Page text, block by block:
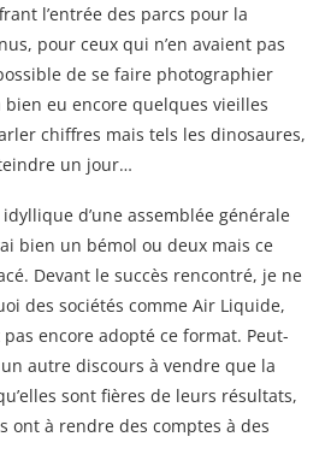
l’entrée des parcs pour la
pour ceux qui n’en avaient pas
de se faire photographier
eu encore quelques vieilles
chiffres mais tels les dinosaures,
un jour…
d’une assemblée générale
bien un bémol ou deux mais ce
Devant le succès rencontré, je ne
des sociétés comme Air Liquide,
encore adopté ce format. Peut-
autre discours à vendre que la
sont fières de leurs résultats,
ont à rendre des comptes à des